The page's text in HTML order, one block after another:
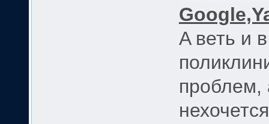
A веть и
проблем,